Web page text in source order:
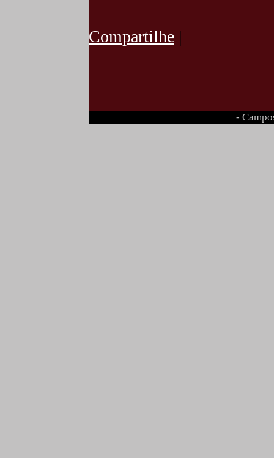
Compartilhe |
-